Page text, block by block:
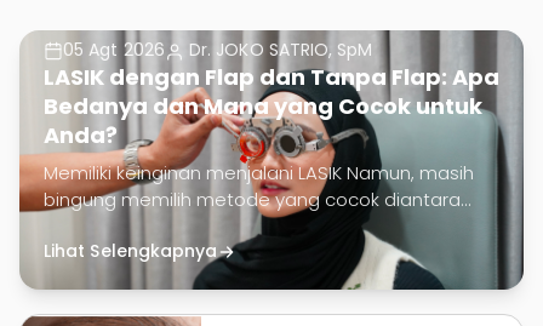
05 Agt 2026 Dr. JOKO SATRIO, SpM
LASIK dengan Flap dan Tanpa Flap: Apa
Bedanya dan Mana yang Cocok untuk
Anda?
Memiliki keinginan menjalani LASIK Namun, masih
bingung memilih metode yang cocok diantara
LASIK dengan flap atau LASIK tanpa flap?
Lihat Selengkapnya